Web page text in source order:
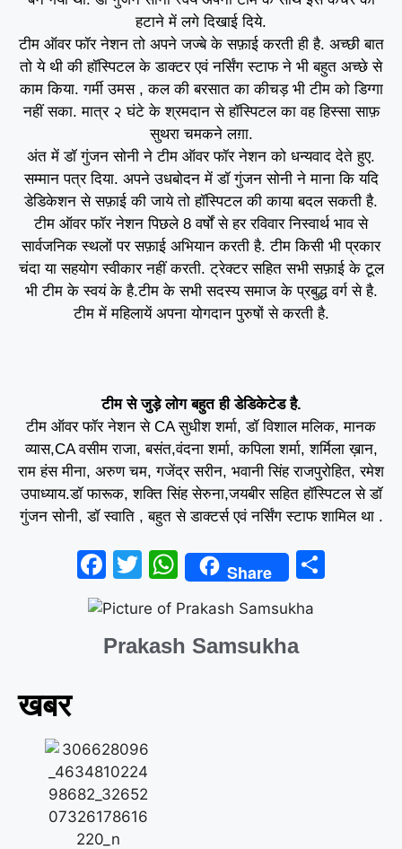
हटाने में लगे दिखाई दिये.
टीम ऑवर फॉर नेशन तो अपने जज्बे के सफ़ाई करती ही है. अच्छी बात
तो ये थी की हॉस्पिटल के डाक्टर एवं नर्सिंग स्टाफ ने भी बहुत अच्छे से
काम किया. गर्मी उमस , कल की बरसात का कीचड़ भी टीम को डिग्गा
नहीं सका. मात्र २ घंटे के श्रमदान से हॉस्पिटल का वह हिस्सा साफ़
सुथरा चमकने लग़ा.
अंत में डॉ गुंजन सोनी ने टीम ऑवर फॉर नेशन को धन्यवाद देते हुए.
सम्मान पत्र दिया. अपने उधबोदन में डॉ गुंजन सोनी ने माना कि यदि
डेडिकेशन से सफ़ाई की जाये तो हॉस्पिटल की काया बदल सकती है.
टीम ऑवर फॉर नेशन पिछले 8 वर्षों से हर रविवार निस्वार्थ भाव से
सार्वजनिक स्थलों पर सफ़ाई अभियान करती है. टीम किसी भी प्रकार
चंदा या सहयोग स्वीकार नहीं करती. ट्रेक्टर सहित सभी सफ़ाई के टूल
भी टीम के स्वयं के है.टीम के सभी सदस्य समाज के प्रबुद्ध वर्ग से है.
टीम में महिलायें अपना योगदान पुरुषों से करती है.
टीम से जुड़े लोग बहुत ही डेडिकेटेड है.
टीम ऑवर फॉर नेशन से CA सुधीश शर्मा, डॉ विशाल मलिक, मानक
व्यास,CA वसीम राजा, बसंत,वंदना शर्मा, कपिला शर्मा, शर्मिला ख़ान,
राम हंस मीना, अरुण चम, गजेंद्र सरीन, भवानी सिंह राजपुरोहित, रमेश
उपाध्याय.डॉ फारूक, शक्ति सिंह सेरुना,जयबीर सहित हॉस्पिटल से डॉ
गुंजन सोनी, डॉ स्वाति , बहुत से डाक्टर्स एवं नर्सिंग स्टाफ शामिल था .
F
c
e
o
k
T
tt
er
W
at
s
Share
Prakash Samsukha
खबर